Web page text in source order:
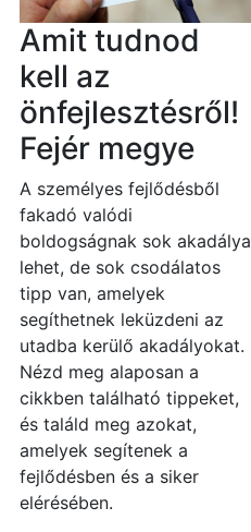
Amit tudnod
kell az
önfejlesztésről!
Fejér megye
A személyes fejlődésből
fakadó valódi
boldogságnak sok akadálya
lehet, de sok csodálatos
tipp van, amelyek
segíthetnek leküzdeni az
utadba kerülő akadályokat.
Nézd meg alaposan a
cikkben található tippeket,
és találd meg azokat,
amelyek segítenek a
fejlődésben és a siker
elérésében.